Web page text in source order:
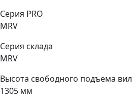
Серия PRO
MRV
Серия склада
MRV
Высота свободного подъема вил
1305 мм